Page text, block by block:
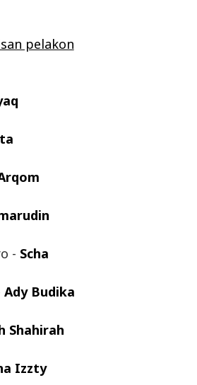
pelakon
- Scha
Ady Budika
Shahirah
Izzty